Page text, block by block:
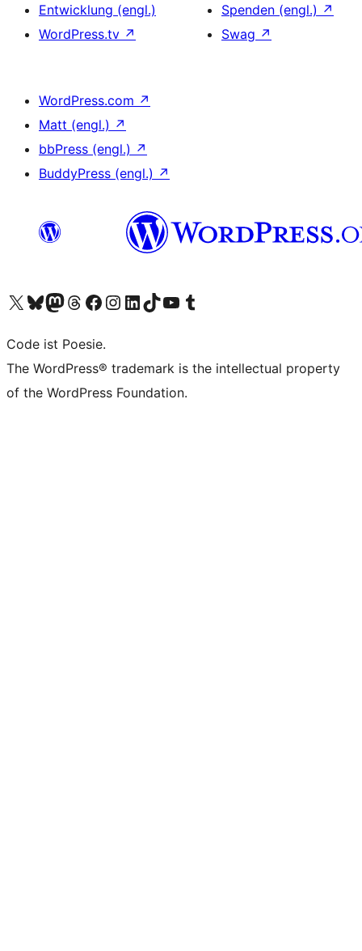
Entwicklung (engl.)
WordPress.tv ↗
Spenden (engl.) ↗
Swag ↗
WordPress.com ↗
Matt (engl.) ↗
bbPress (engl.) ↗
BuddyPress (engl.) ↗
Unser X-Konto (früher Twitter) besuchen
Unser Bluesky-Konto besuchen
Unser Mastodon-Konto besuchen
Unser Threads-Konto besuchen
Unsere Facebook-Seite besuchen
Unser Instagram-Konto besuchen
Unser LinkedIn-Konto besuchen
Unser TikTok-Konto besuchen
Unseren YouTube-Kanal besuchen
Unser Tumblr-Konto besuchen
Code ist Poesie.
The WordPress® trademark is the intellectual property
of the WordPress Foundation.